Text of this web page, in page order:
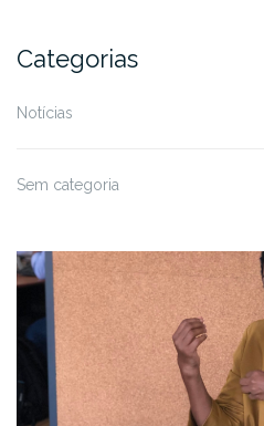
Categorias
Notícias
Sem categoria